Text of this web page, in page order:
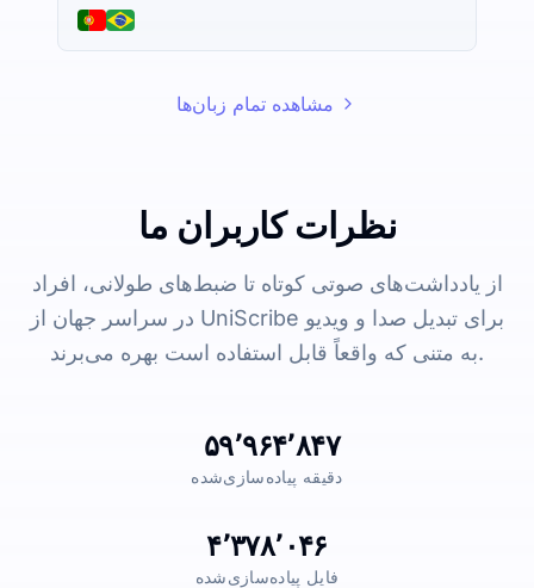
مشاهده تمام زبان‌ها
نظرات کاربران ما
از یادداشت‌های صوتی کوتاه تا ضبط‌های طولانی، افراد
در سراسر جهان از UniScribe برای تبدیل صدا و ویدیو
به متنی که واقعاً قابل استفاده است بهره می‌برند.
۵۹٬۹۶۴٬۸۴۷
دقیقه پیاده‌سازی‌شده
۴٬۳۷۸٬۰۴۶
فایل پیاده‌سازی‌شده